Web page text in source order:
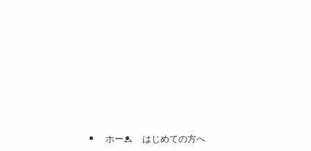
ホーム
はじめての方へ